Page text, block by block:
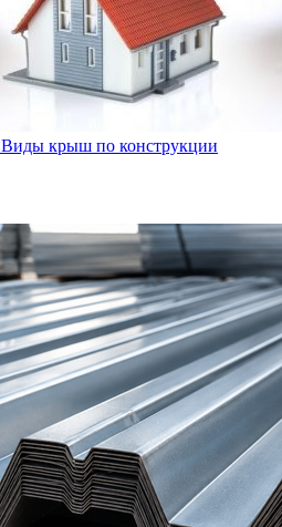
крыш по конструкции